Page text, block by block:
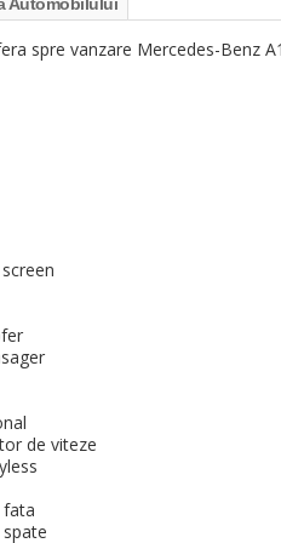
spre vanzare Mercedes-Benz
de viteze
fata